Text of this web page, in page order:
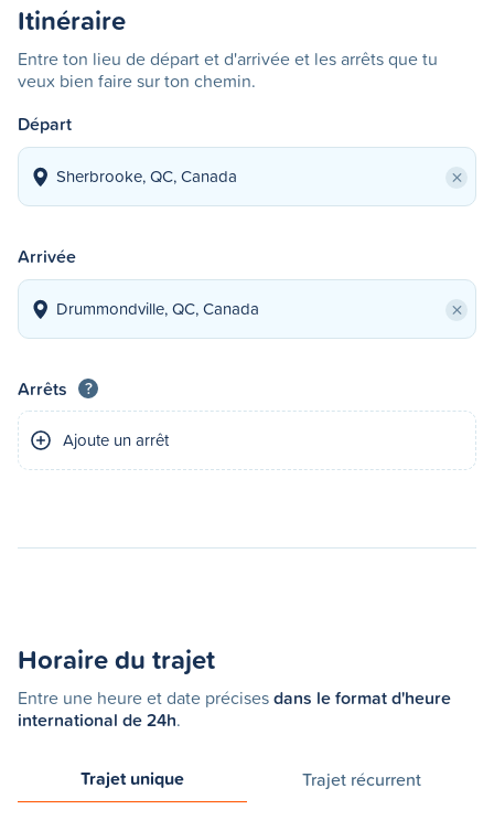
Itinéraire
Entre ton lieu de départ et d'arrivée et les arrêts que tu
veux bien faire sur ton chemin.
Départ
×
Arrivée
×
Arrêts ?
Ajoute un arrêt
Horaire du trajet
Entre une heure et date précisesdans le format d'heure
international de 24h.
Trajet unique Trajet récurrent